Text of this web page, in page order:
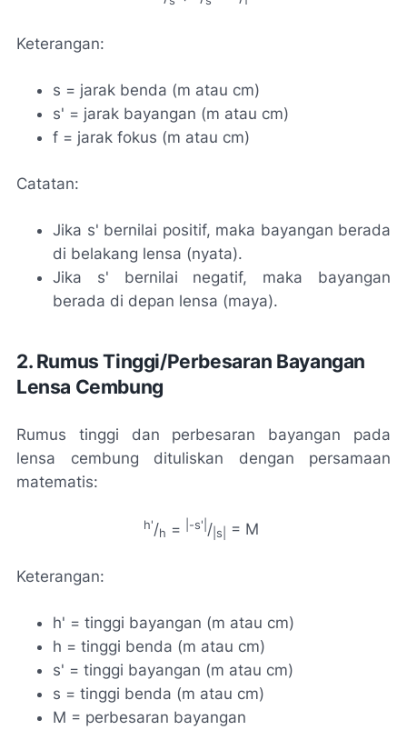
Keterangan:
s = jarak benda (m atau cm)
s' = jarak bayangan (m atau cm)
f = jarak fokus (m atau cm)
Catatan:
Jika s' bernilai positif, maka bayangan berada
di belakang lensa (nyata).
Jika s' bernilai negatif, maka bayangan
berada di depan lensa (maya).
2. Rumus Tinggi/Perbesaran Bayangan
Lensa Cembung
Rumus tinggi dan perbesaran bayangan pada
lensa cembung dituliskan dengan persamaan
matematis:
h'/h = |-s'| / |s| = M
Keterangan:
h' = tinggi bayangan (m atau cm)
h = tinggi benda (m atau cm)
s' = tinggi bayangan (m atau cm)
s = tinggi benda (m atau cm)
M = perbesaran bayangan